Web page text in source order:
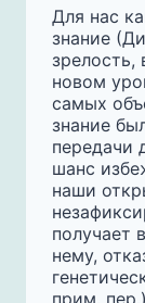
Для нас
знание
зрелость,
новом
самых
знание
передачи
шанс
наши
получает
нему,